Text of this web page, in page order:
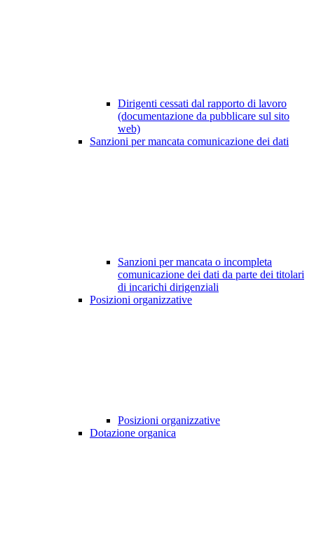
Dirigenti cessati dal rapporto di lavoro
(documentazione da pubblicare sul sito
web)
Sanzioni per mancata comunicazione dei dati
Sanzioni per mancata o incompleta
comunicazione dei dati da parte dei titolari
di incarichi dirigenziali
Posizioni organizzative
Posizioni organizzative
Dotazione organica